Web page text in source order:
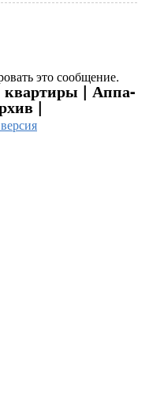
это сообщение.
квартиры | Аппа-
|